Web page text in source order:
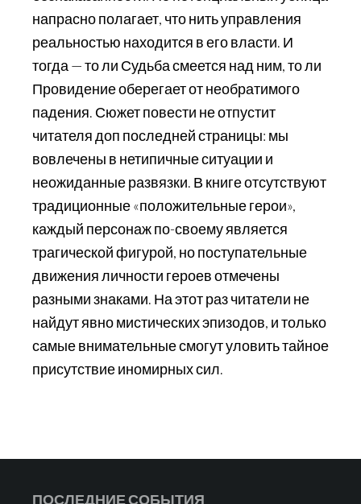
напрасно полагает, что нить управления
реальностью находится в его власти. И
тогда — то ли Судьба смеется над ним, то ли
Провидение оберегает от необратимого
падения. Сюжет повести не отпустит
читателя доп последней страницы: мы
вовлечены в нетипичные ситуации и
неожиданные развязки. В книге отсутствуют
традиционные «положительные герои»,
каждый персонаж по-своему является
трагической фигурой, но поступательные
движения личности героев отмечены
разными знаками. На этот раз читатели не
найдут явно мистических эпизодов, и только
самые внимательные смогут уловить тайное
присутствие иномирных сил.
ПОСЛЕДНИЕ СОБЫТИЯ